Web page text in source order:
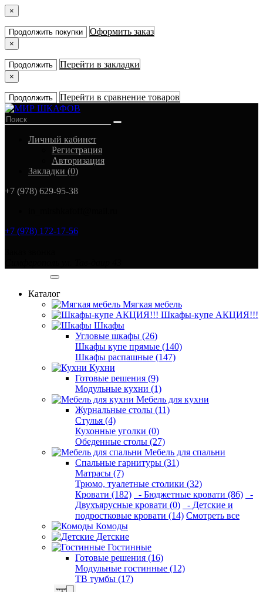
×
Продолжить покупки Оформить заказ
×
Продолжить Перейти в закладки
×
Продолжить Перейти в сравнение товаров
Личный кабинет
Регистрация
Авторизация
Закладки (0)
+7 (978) 629-95-38
+7 (978) 172-17-56
Каталог
Мягкая мебель
Шкафы-купе АКЦИЯ!!!
Шкафы
Угловые шкафы (26)
Шкафы купе прямые (140)
Шкафы распашные (147)
Кухни
Готовые решения (9)
Модульные кухни (1)
Мебель для кухни
Журнальные столы (11)
Стулья (4)
Кухонные уголки (0)
Обеденные столы (27)
Мебель для спальни
Спальные гарнитуры (31)
Матрасы (7)
Трюмо, туалетные столики (32)
Кровати (182)
- Бюджетные кровати (86)
-
Двухъярусные кровати (0)
- Детские и
подростковые кровати (14) Смотреть все
Комоды
Детские
Гостинные
Готовые решения (16)
Модульные гостинные (12)
ТВ тумбы (17)